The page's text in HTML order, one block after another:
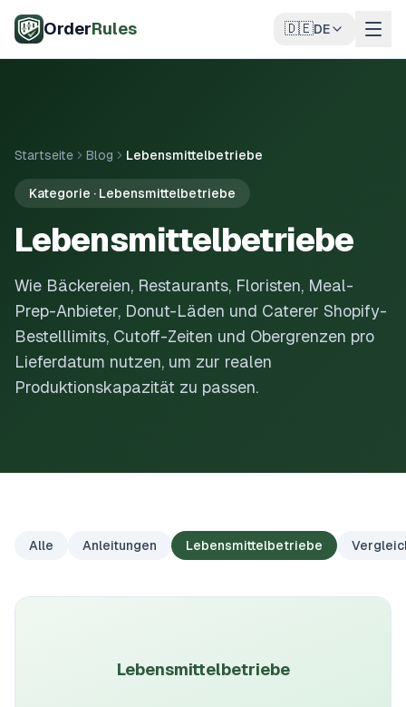
OrderRules 🇩🇪DE
Startseite Blog Lebensmittelbetriebe
Kategorie · Lebensmittelbetriebe
Lebensmittelbetriebe
Wie Bäckereien, Restaurants, Floristen, Meal-
Prep-Anbieter, Donut-Läden und Caterer Shopify-
Bestelllimits, Cutoff-Zeiten und Obergrenzen pro
Lieferdatum nutzen, um zur realen
Produktionskapazität zu passen.
Alle Anleitungen Lebensmittelbetriebe
Lebensmittelbetriebe